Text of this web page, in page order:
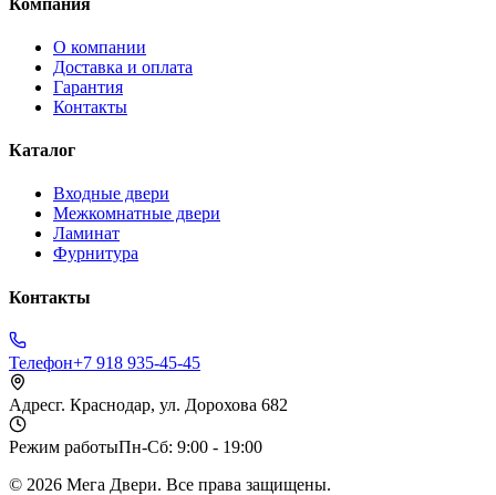
О компании
Доставка и оплата
Гарантия
Контакты
Каталог
Входные двери
Межкомнатные двери
Ламинат
Фурнитура
Контакты
Телефон+7 918 935-45-45
Адресг. Краснодар, ул. Дорохова 682
Режим работыПн-Сб: 9:00 - 19:00
© 2026 Мега Двери. Все права защищены.